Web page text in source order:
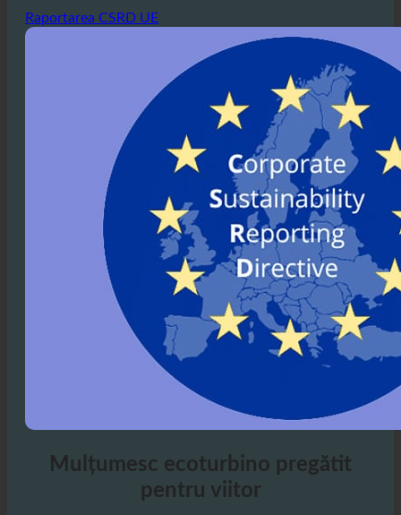
valori.
Mulțumesc ecoturbino pregătit